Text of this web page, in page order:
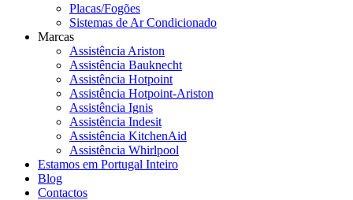
Placas/Fogões
Sistemas de Ar Condicionado
Marcas
Assistência Ariston
Assistência Bauknecht
Assistência Hotpoint
Assistência Hotpoint-Ariston
Assistência Ignis
Assistência Indesit
Assistência KitchenAid
Assistência Whirlpool
Estamos em Portugal Inteiro
Blog
Contactos